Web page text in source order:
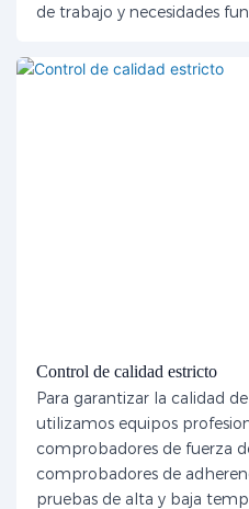
de trabajo y necesidades
Control de calidad estricto
Para garantizar la calidad
utilizamos equipos
comprobadores de fuerza
comprobadores de
pruebas de alta y baja